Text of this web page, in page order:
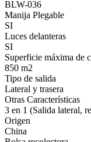
BLW-036
Manija Plegable
SI
Luces delanteras
SI
Superficie máxima de
850 m2
Tipo de salida
Lateral y trasera
Otras Características
3 en 1 (Salida lateral,
Origen
China